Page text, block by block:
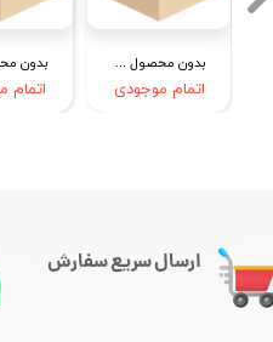
اتمام
بدون محصول جهت نمایش
اتمام موجودی
ارسال سریع سفارش